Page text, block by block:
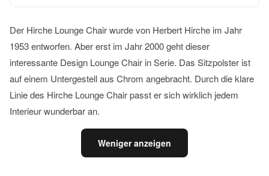
Der Hirche Lounge Chair wurde von Herbert Hirche im Jahr
1953 entworfen. Aber erst im Jahr 2000 geht dieser
interessante Design Lounge Chair in Serie. Das Sitzpolster ist
auf einem Untergestell aus Chrom angebracht. Durch die klare
Linie des Hirche Lounge Chair passt er sich wirklich jedem
Interieur wunderbar an.
Weniger anzeigen